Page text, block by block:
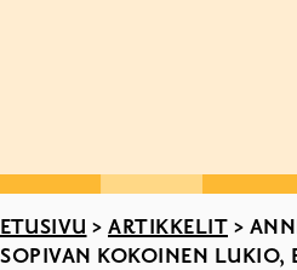
ETUSIVU > ARTIKKELIT >
SOPIVAN KOKOINEN LUKIO,